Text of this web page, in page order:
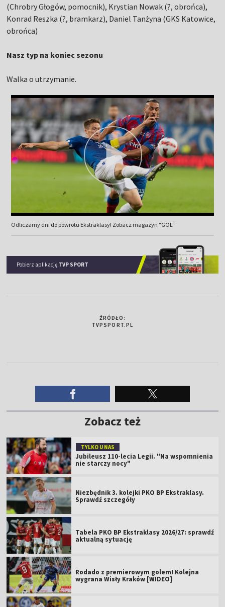
(Chrobry Głogów, pomocnik), Krystian Nowak (?, obrońca),
Konrad Reszka (?, bramkarz), Daniel Tanżyna (GKS Katowice,
obrońca)
Nasz typ na koniec sezonu
Walka o utrzymanie.
Odliczamy dni do powrotu Ekstraklasy! Zobacz magazyn "GOL"
Pobierz aplikację TVP SPORT
ŹRÓDŁO:
TVPSPORT.PL
Zobacz też
TYLKO U NAS
Jubileusz 110-lecia Legii. "Na wspomnienia
nie starczy nocy"
Niezbędnik 3. kolejki PKO BP Ekstraklasy.
Sprawdź szczegóły
Tabela PKO BP Ekstraklasy 2026/27: sprawdź
aktualną sytuację
Rodado z premierowym golem! Kolejna
wygrana Wisły Kraków [WIDEO]